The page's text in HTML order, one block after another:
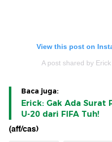
View this post on
A post shared by
Baca juga:
Erick: Gak Ada Surat
U-20 dari FIFA Tuh!
(aff/cas)